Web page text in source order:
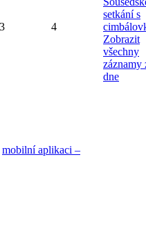
3 4
setkání s
Zobrazit
všechny
záznamy
dne
mobilní aplikaci –